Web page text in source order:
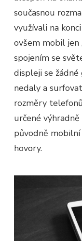
současnou
využívali na
ovšem mobil jen
spojením se
displeji se
nedaly a
rozměry
určené
původně
hovory.